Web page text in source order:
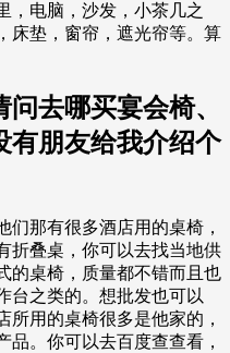
，电脑，沙发，小茶几之
床垫，窗帘，遮光帘等。算
去哪买宴会椅、
有朋友给我介绍个
那有很多酒店用的桌椅，
折叠桌，你可以去找当地供
的桌椅，质量都不错而且也
台之类的。想批发也可以
所用的桌椅很多是他家的，
。你可以去百度查查看，